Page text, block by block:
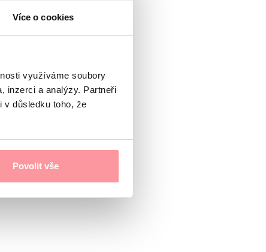
Více o cookies
využíváme soubory
inzerci a analýzy. Partneři
v důsledku toho, že
Povolit vše
podataka